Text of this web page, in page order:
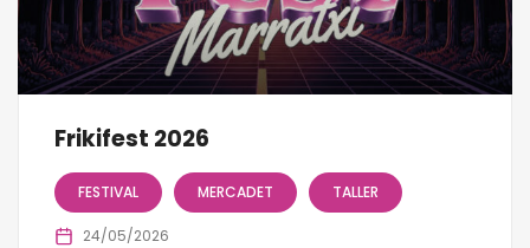
Frikifest 2026
FESTIVAL MERCADET TALLER
24/05/2026